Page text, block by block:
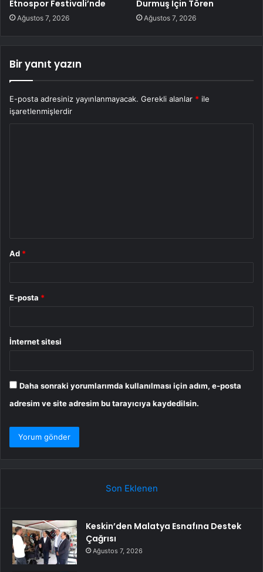
Etnospor Festivali’nde
Ağustos 7, 2026
Durmuş İçin Tören
Ağustos 7, 2026
Bir yanıt yazın
E-posta adresiniz yayınlanmayacak. Gerekli alanlar * ile
işaretlenmişlerdir
Ad *
E-posta *
İnternet sitesi
Daha sonraki yorumlarımda kullanılması için adım, e-posta
adresim ve site adresim bu tarayıcıya kaydedilsin.
Son Eklenen
Keskin’den Malatya Esnafına Destek
Çağrısı
Ağustos 7, 2026